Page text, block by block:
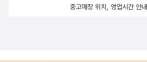
중고매장 위치, 영업시간 안내